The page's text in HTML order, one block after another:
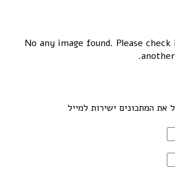
No any image found. Please
את המתכונים ישירות למייל